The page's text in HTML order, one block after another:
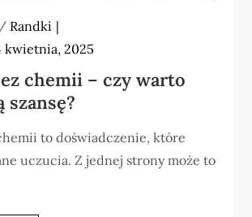
/ Randki
kwietnia, 2025
chemii – czy warto
szansę?
to doświadczenie, które
uczucia. Z jednej strony może to